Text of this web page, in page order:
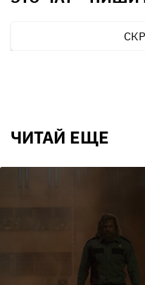
ЧИТАЙ ЕЩЕ